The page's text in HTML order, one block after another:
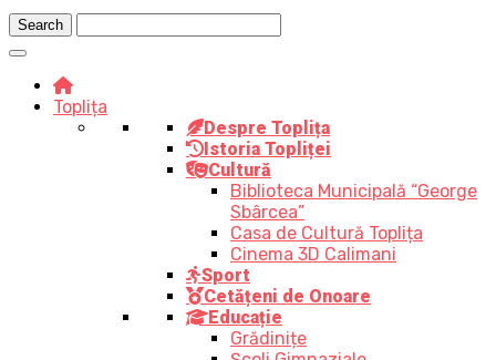
Toplița
Despre Toplița
Istoria Topliței
Cultură
Biblioteca Municipală “George
Sbârcea”
Casa de Cultură Toplița
Cinema 3D Calimani
Sport
Cetățeni de Onoare
Educație
Grădinițe